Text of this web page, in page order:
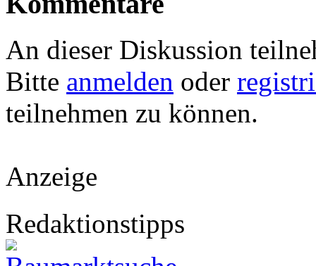
An dieser Diskussion
Bitte anmelden oder
teilnehmen zu können.
Anzeige
Redaktionstipps